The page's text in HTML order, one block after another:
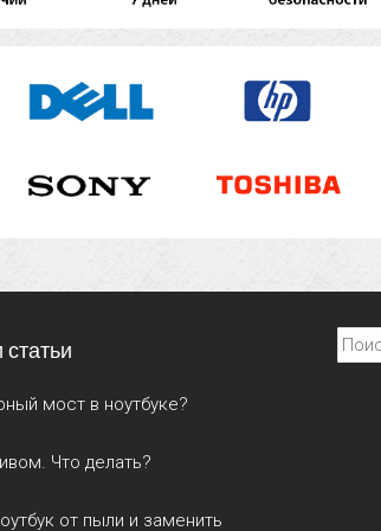
мост в ноутбуке?
Что делать?
от пыли и заменить